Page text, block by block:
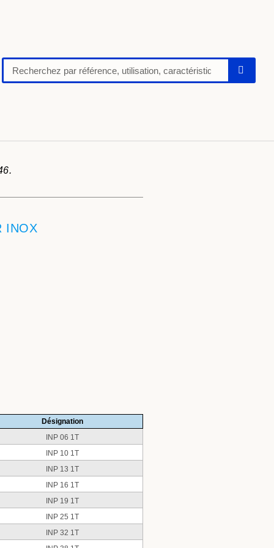
INOX
Désignation
INP 06 1T
INP 10 1T
INP 13 1T
INP 16 1T
INP 19 1T
INP 25 1T
INP 32 1T